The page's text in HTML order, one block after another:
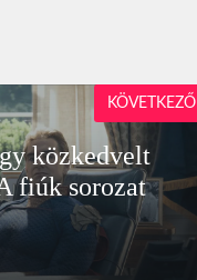
közkedvelt
fiúk sorozat
KÖVETKEZŐ